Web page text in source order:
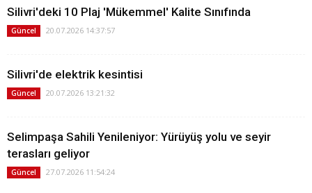
Silivri'deki 10 Plaj 'Mükemmel' Kalite Sınıfında
Güncel 20.07.2026 14:37:57
Silivri'de elektrik kesintisi
Güncel 20.07.2026 13:21:32
Selimpaşa Sahili Yenileniyor: Yürüyüş yolu ve seyir
terasları geliyor
Güncel 27.07.2026 11:54:24